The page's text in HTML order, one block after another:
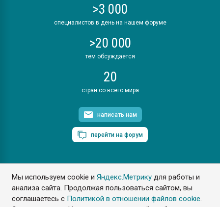
Мы используем cookie иЯндекс.Метрику для работы и
анализа сайта. Продолжая пользоваться сайтом, вы
соглашаетесь с Политикой в отношении файлов cookie.
>3 000
специалистов в день на нашем форуме
>20 000
тем обсуждается
20
стран со всего мира
написать нам
перейти на форум
ПластЭксперт © 2006. Все права защищены
Разрешается копирование материалов сайта с обязательной
ссылкой на www.e-plastic.ru